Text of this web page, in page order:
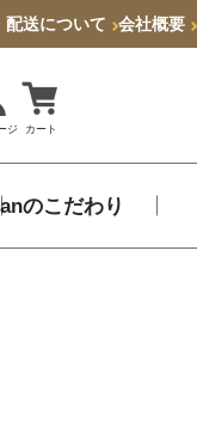
配送について 会社概要
ジ カート
のこだわり